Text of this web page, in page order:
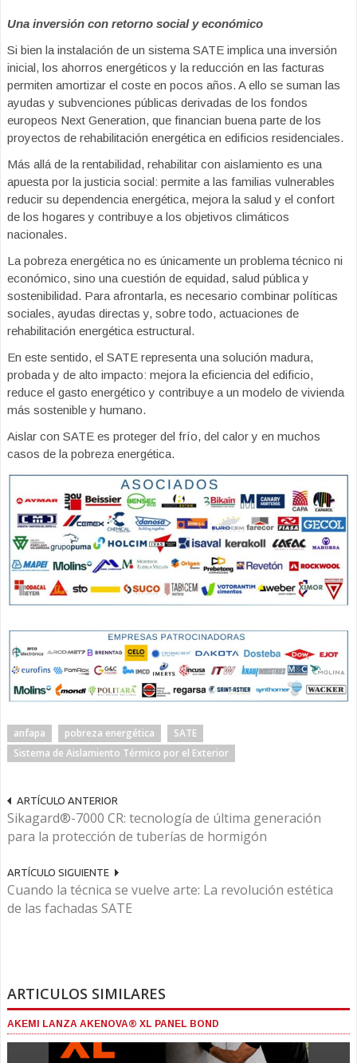
Una inversión con retorno social y económico
Si bien la instalación de un sistema SATE implica una inversión
inicial, los ahorros energéticos y la reducción en las facturas
permiten amortizar el coste en pocos años. A ello se suman las
ayudas y subvenciones públicas derivadas de los fondos
europeos Next Generation, que financian buena parte de los
proyectos de rehabilitación energética en edificios residenciales.
Más allá de la rentabilidad, rehabilitar con aislamiento es una
apuesta por la justicia social: permite a las familias vulnerables
reducir su dependencia energética, mejora la salud y el confort
de los hogares y contribuye a los objetivos climáticos
nacionales.
La pobreza energética no es únicamente un problema técnico ni
económico, sino una cuestión de equidad, salud pública y
sostenibilidad. Para afrontarla, es necesario combinar políticas
sociales, ayudas directas y, sobre todo, actuaciones de
rehabilitación energética estructural.
En este sentido, el SATE representa una solución madura,
probada y de alto impacto: mejora la eficiencia del edificio,
reduce el gasto energético y contribuye a un modelo de vivienda
más sostenible y humano.
Aislar con SATE es proteger del frío, del calor y en muchos
casos de la pobreza energética.
anfapa pobreza energética
SATE
Sistema de Aislamiento Térmico por el Exterior
ARTÍCULO ANTERIOR
Sikagard®-7000 CR: tecnología de última generación
para la protección de tuberías de hormigón
ARTÍCULO SIGUIENTE
Cuando la técnica se vuelve arte: La revolución estética
de las fachadas SATE
ARTICULOS SIMILARES
AKEMI LANZA AKENOVA® XL PANEL BOND